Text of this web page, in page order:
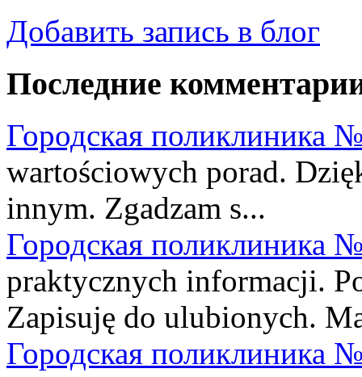
Добавить запись в блог
Последние
Городская поликлиника
wartościowych porad.
innym. Zgadzam s...
Городская поликлиника
praktycznych informacji.
Zapisuję do ulubionych.
Городская поликлиника